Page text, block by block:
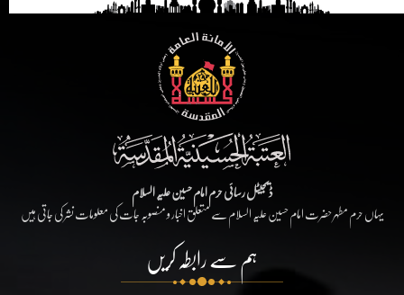
ڈیجیٹل رسائی حرم امام حسین علیہ السلام
یہاں حرم مطہر حضرت امام حسین علیہ السلام سے متعلق اخبار و منصوبہ جات کی معلومات نشر کی جاتی ہیں
ہم سے رابطہ کریں